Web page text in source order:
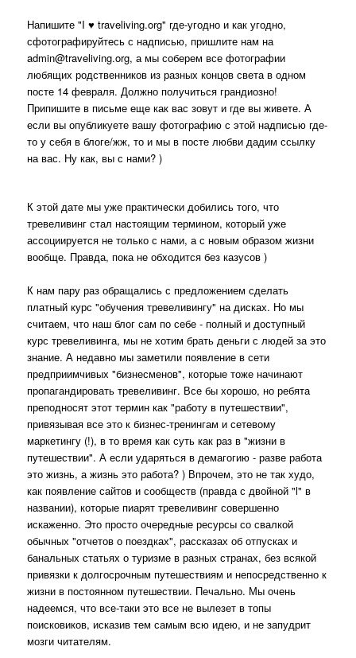
Напишите "I ♥ traveliving.org" где-угодно и как угодно,
сфотографируйтесь с надписью, пришлите нам на
admin@traveliving.org, а мы соберем все фотографии
любящих родственников из разных концов света в одном
посте 14 февраля. Должно получиться грандиозно!
Припишите в письме еще как вас зовут и где вы живете. А
если вы опубликуете вашу фотографию с этой надписью где-
то у себя в блоге/жж, то и мы в посте любви дадим ссылку
на вас. Ну как, вы с нами? )
К этой дате мы уже практически добились того, что
тревеливинг стал настоящим термином, который уже
ассоциируется не только с нами, а с новым образом жизни
вообще. Правда, пока не обходится без казусов )
К нам пару раз обращались с предложением сделать
платный курс "обучения тревеливингу" на дисках. Но мы
считаем, что наш блог сам по себе - полный и доступный
курс тревеливинга, мы не хотим брать деньги с людей за это
знание. А недавно мы заметили появление в сети
предприимчивых "бизнесменов", которые тоже начинают
пропагандировать тревеливинг. Все бы хорошо, но ребята
преподносят этот термин как "работу в путешествии",
привязывая все это к бизнес-тренингам и сетевому
маркетингу (!), в то время как суть как раз в "жизни в
путешествии". А если ударяться в демагогию - разве работа
это жизнь, а жизнь это работа? ) Впрочем, это не так худо,
как появление сайтов и сообществ (правда с двойной "l" в
названии), которые пиарят тревеливинг совершенно
искаженно. Это просто очередные ресурсы со свалкой
обычных "отчетов о поездках", рассказах об отпусках и
банальных статьях о туризме в разных странах, без всякой
привязки к долгосрочным путешествиям и непосредственно к
жизни в постоянном путешествии. Печально. Мы очень
надеемся, что все-таки это все не вылезет в топы
поисковиков, исказив тем самым всю идею, и не запудрит
мозги читателям.